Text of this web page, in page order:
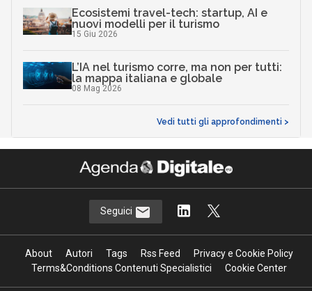
Ecosistemi travel-tech: startup, AI e
nuovi modelli per il turismo
15 Giu 2026
L’IA nel turismo corre, ma non per tutti:
la mappa italiana e globale
08 Mag 2026
Vedi tutti gli approfondimenti >
Seguici
About Autori Tags Rss Feed
Privacy e Cookie Policy
Terms&Conditions Contenuti Specialistici
Cookie Center